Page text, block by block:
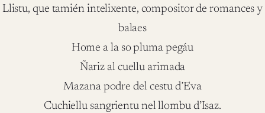
Llistu, que tamién intelixente, compositor de romances y
balaes
Home a la so pluma pegáu
Ñariz al cuellu arimada
Mazana podre del cestu d’Eva
Cuchiellu sangrientu nel llombu d’Isaz.